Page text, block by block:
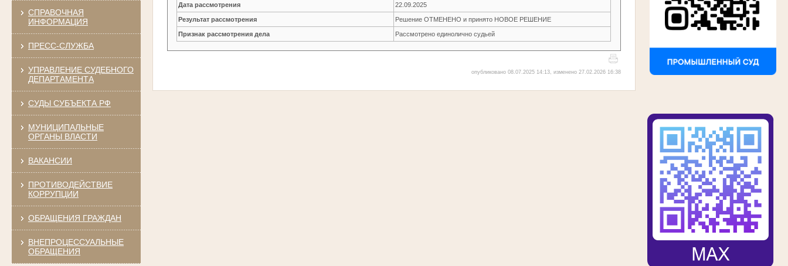
СПРАВОЧНАЯ
ИНФОРМАЦИЯ
ПРЕСС-СЛУЖБА
УПРАВЛЕНИЕ СУДЕБНОГО
ДЕПАРТАМЕНТА
СУДЫ СУБЪЕКТА РФ
МУНИЦИПАЛЬНЫЕ
ОРГАНЫ ВЛАСТИ
ВАКАНСИИ
ПРОТИВОДЕЙСТВИЕ
КОРРУПЦИИ
ОБРАЩЕНИЯ ГРАЖДАН
ВНЕПРОЦЕССУАЛЬНЫЕ
ОБРАЩЕНИЯ
Дата рассмотрения 22.09.2025
Результат рассмотрения Решение ОТМЕНЕНО и принято НОВОЕ РЕШЕНИЕ
Признак рассмотрения дела Рассмотрено единолично судьей
опубликовано 08.07.2025 14:13, изменено 27.02.2026 16:38